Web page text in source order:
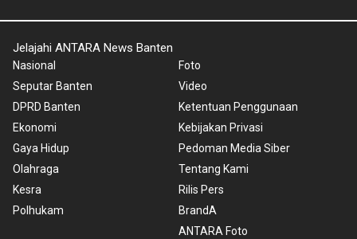
Jelajahi ANTARA News Banten
Nasional
Seputar Banten
DPRD Banten
Ekonomi
Gaya Hidup
Olahraga
Kesra
Polhukam
Foto
Video
Ketentuan Penggunaan
Kebijakan Privasi
Pedoman Media Siber
Tentang Kami
Rilis Pers
BrandA
ANTARA Foto